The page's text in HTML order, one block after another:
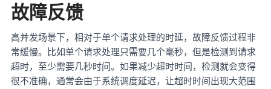
故障反馈
高并发场景下，相对于单个请求处理的时延，故障反馈过程非
常缓慢。比如单个请求处理只需要几个毫秒，但是检测到请求
超时，至少需要几秒时间。如果减少超时时间，检测就会变得
很不准确，通常会由于系统调度延迟，让超时时间出现大范围